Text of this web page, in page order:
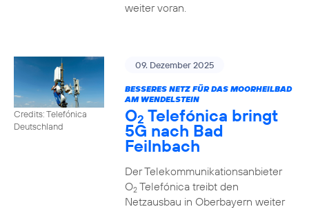
weiter voran.
Credits: Telefónica
Deutschland
09. Dezember 2025
BESSERES NETZ FÜR DAS MOORHEILBAD
AM WENDELSTEIN
O2 Telefónica bringt
5G nach Bad
Feilnbach
Der Telekommunikationsanbieter
O2Telefónica treibt den
Netzausbau in Oberbayern weiter